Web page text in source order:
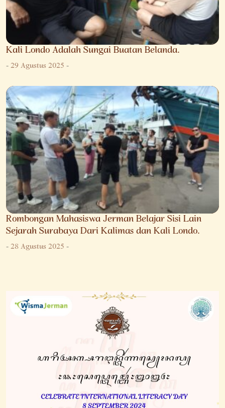
Kali Londo Adalah Sungai Buatan Belanda.
-29 Agustus 2025-
Rombongan Mahasiswa Jerman Belajar Sisi Lain
Sejarah Surabaya Dari Kalimas dan Kali Londo.
-28 Agustus 2025-